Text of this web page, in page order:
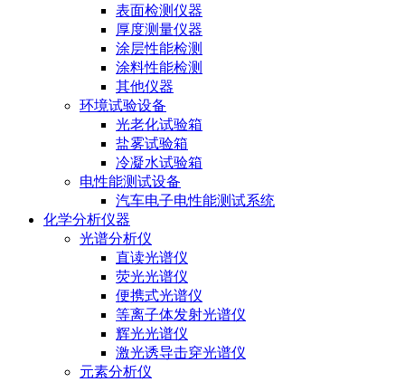
表面检测仪器
厚度测量仪器
涂层性能检测
涂料性能检测
其他仪器
环境试验设备
光老化试验箱
盐雾试验箱
冷凝水试验箱
电性能测试设备
汽车电子电性能测试系统
化学分析仪器
光谱分析仪
直读光谱仪
荧光光谱仪
便携式光谱仪
等离子体发射光谱仪
辉光光谱仪
激光诱导击穿光谱仪
元素分析仪